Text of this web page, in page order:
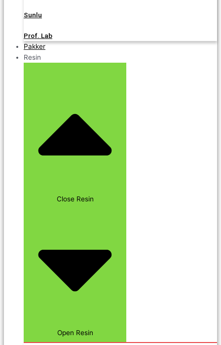
Sunlu
Prof. Lab
Pakker
Resin
Close Resin
Open Resin